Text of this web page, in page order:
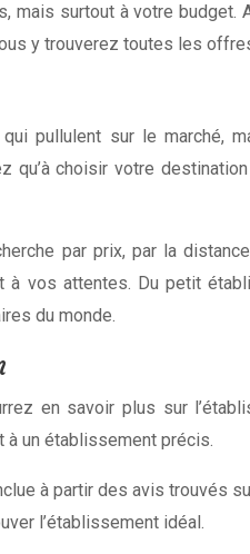
surtout à votre
y trouverez toutes les
pullulent sur le marché,
qu’à choisir votre
par prix, par la
vos attentes. Du petit
du monde.
en savoir plus sur
à un établissement précis.
à partir des avis trouvés
l’établissement idéal.